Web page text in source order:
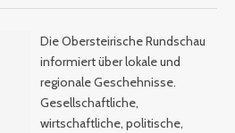
Die Obersteirische Rundschau
informiert über lokale und
regionale Geschehnisse.
Gesellschaftliche,
wirtschaftliche, politische,